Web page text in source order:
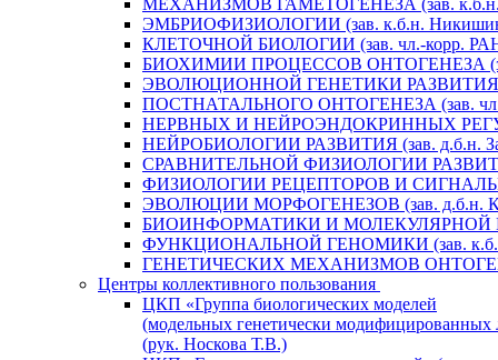
МЕХАНИЗМОВ ГАМЕТОГЕНЕЗА (зав.
ЭМБРИОФИЗИОЛОГИИ (зав. к.б.н.
КЛЕТОЧНОЙ БИОЛОГИИ (зав. чл.-корр. РАН
БИОХИМИИ ПРОЦЕССОВ ОНТОГЕНЕЗА
ЭВОЛЮЦИОННОЙ ГЕНЕТИКИ РАЗВИТИЯ
ПОСТНАТАЛЬНОГО ОНТОГЕНЕЗА (зав. чл.-
НЕРВНЫХ И НЕЙРОЭНДОКРИННЫХ
НЕЙРОБИОЛОГИИ РАЗВИТИЯ (зав. д.б.н.
СРАВНИТЕЛЬНОЙ ФИЗИОЛОГИИ РАЗВИТИЯ
ФИЗИОЛОГИИ РЕЦЕПТОРОВ И
ЭВОЛЮЦИИ МОРФОГЕНЕЗОВ (зав. д.б.н.
БИОИНФОРМАТИКИ И МОЛЕКУЛЯРНОЙ
ФУНКЦИОНАЛЬНОЙ ГЕНОМИКИ (зав.
ГЕНЕТИЧЕСКИХ МЕХАНИЗМОВ
Центры коллективного пользования
ЦКП «Группа биологических моделей
(модельных генетически
(рук. Носкова Т.В.)